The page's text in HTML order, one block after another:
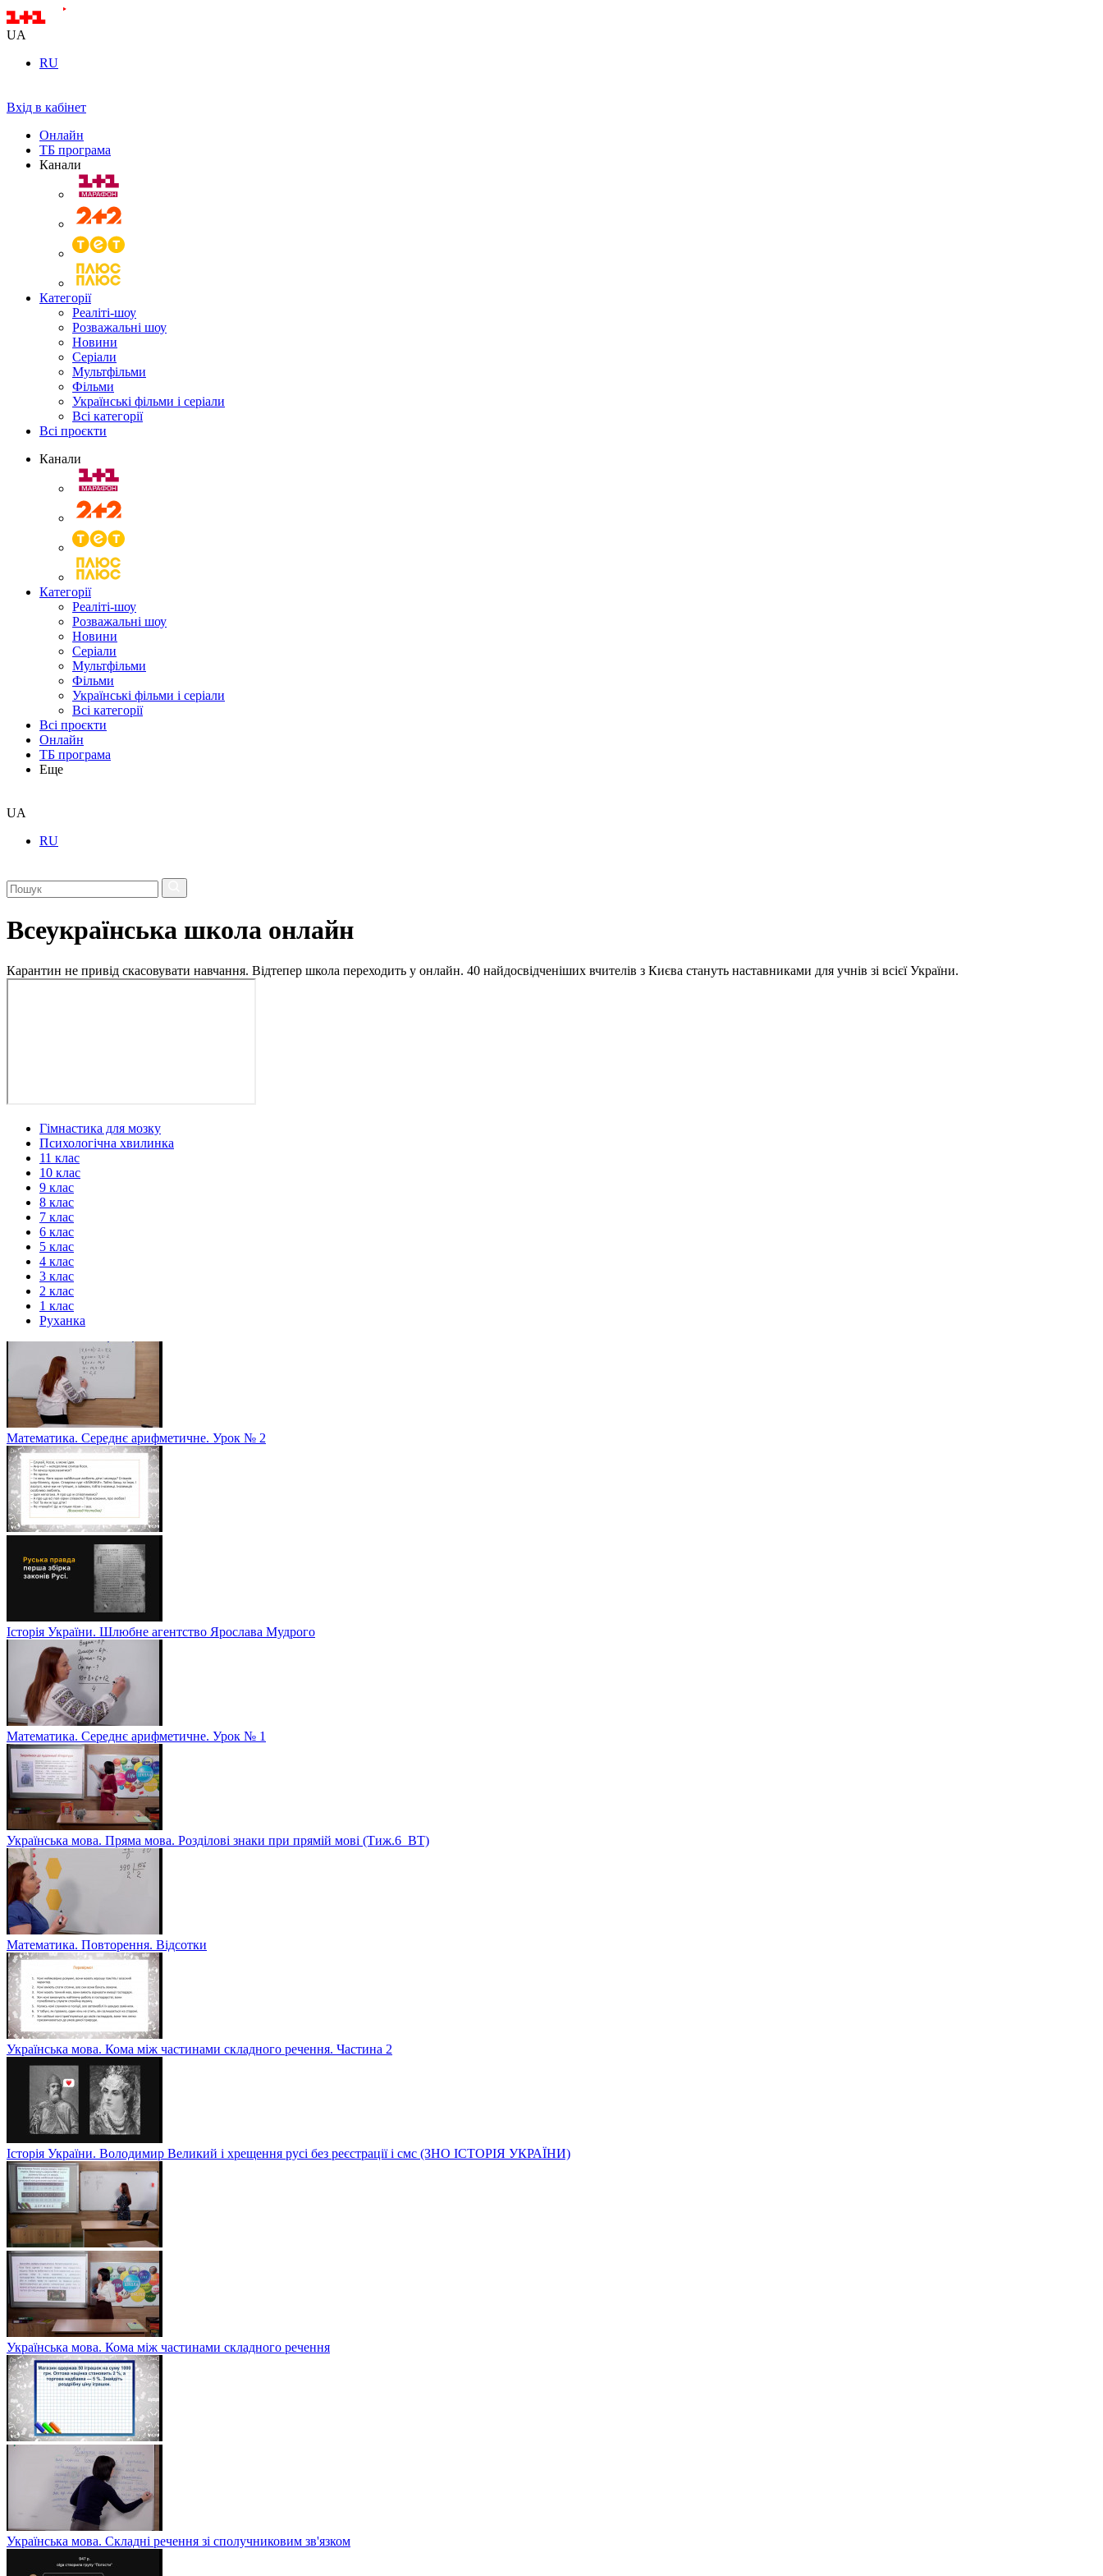
UA
RU
Вхід в кабінет
Онлайн
ТБ програма
Канали
Категорії
Реаліті-шоу
Розважальні шоу
Новини
Серіали
Мультфільми
Фільми
Українські фільми і серіали
Всі категорії
Всі проєкти
Канали
Категорії
Реаліті-шоу
Розважальні шоу
Новини
Серіали
Мультфільми
Фільми
Українські фільми і серіали
Всі категорії
Всі проєкти
Онлайн
ТБ програма
Еще
UA
RU
Всеукраїнська школа онлайн
Карантин не привід скасовувати навчання. Відтепер школа переходить у онлайн. 40 найдосвідченіших вчителів з Києва стануть наставниками для учнів зі всієї України.
Гімнастика для мозку
Психологічна хвилинка
11 клас
10 клас
9 клас
8 клас
7 клас
6 клас
5 клас
4 клас
3 клас
2 клас
1 клас
Руханка
Математика. Середнє арифметичне. Урок № 2
Історія України. Шлюбне агентство Ярослава Мудрого
Математика. Середнє арифметичне. Урок № 1
Українська мова. Пряма мова. Розділові знаки при прямій мові (Тиж.6_ВТ)
Математика. Повторення. Відсотки
Українська мова. Кома між частинами складного речення. Частина 2
Історія України. Володимир Великий і хрещення русі без реєстрації і смс (ЗНО ІСТОРІЯ УКРАЇНИ)
Українська мова. Кома між частинами складного речення
Українська мова. Складні речення зі сполучниковим зв'язком